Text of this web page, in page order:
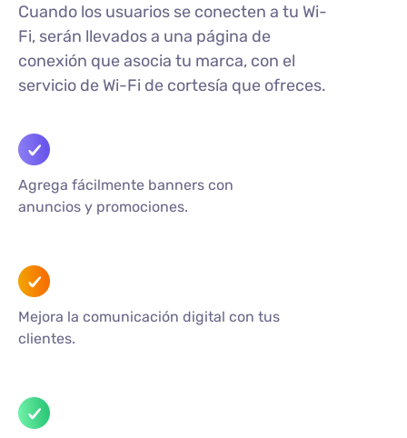
Cuando los usuarios se conecten a tu Wi-
Fi, serán llevados a una página de
conexión que asocia tu marca, con el
servicio de Wi-Fi de cortesía que ofreces.
Agrega fácilmente banners con
anuncios y promociones.
Mejora la comunicación digital con tus
clientes.